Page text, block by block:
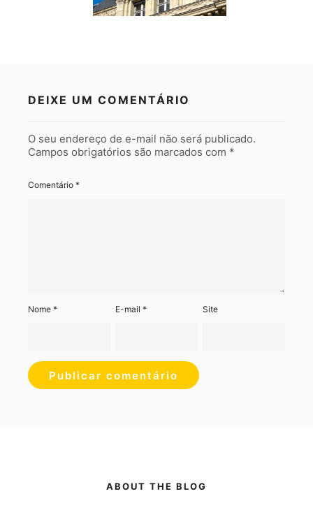
DEIXE UM COMENTÁRIO
O seu endereço de e-mail não será publicado.
Campos obrigatórios são marcados com *
Comentário *
Nome * E-mail* Site
ABOUT THE BLOG